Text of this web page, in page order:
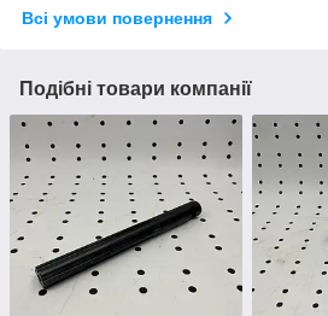
Всі умови повернення
Подібні товари компанії